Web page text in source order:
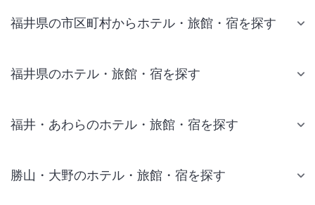
福井県の市区町村からホテル・旅館・宿を探す
福井県のホテル・旅館・宿を探す
福井・あわらのホテル・旅館・宿を探す
勝山・大野のホテル・旅館・宿を探す